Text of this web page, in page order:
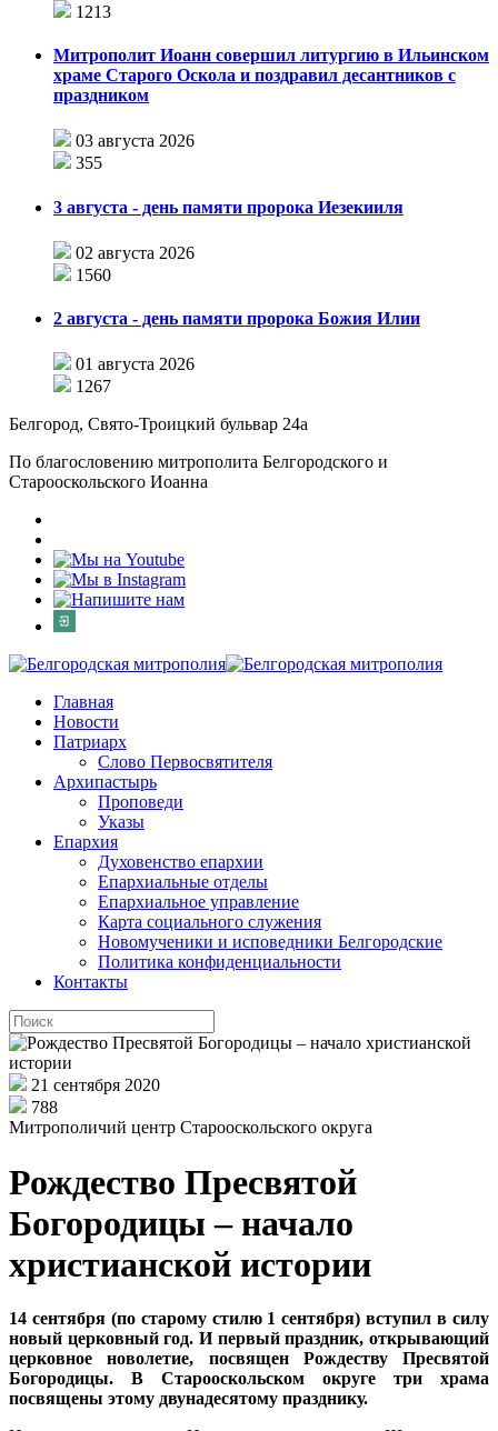
1213
Митрополит Иоанн совершил литургию в Ильинском
храме Старого Оскола и поздравил десантников с
праздником
03 августа 2026
355
3 августа - день памяти пророка Иезекииля
02 августа 2026
1560
2 августа - день памяти пророка Божия Илии
01 августа 2026
1267
Белгород, Свято-Троицкий бульвар 24а
По благословению митрополита Белгородского и
Старооскольского Иоанна
Главная
Новости
Патриарх
Слово Первосвятителя
Архипастырь
Проповеди
Указы
Епархия
Духовенство епархии
Епархиальные отделы
Епархиальное управление
Карта социального служения
Новомученики и исповедники Белгородские
Политика конфиденциальности
Контакты
21 сентября 2020
788
Митрополичий центр Старооскольского округа
Рождество Пресвятой
Богородицы – начало
христианской истории
14 сентября (по старому стилю 1 сентября) вступил в силу
новый церковный год. И первый праздник, открывающий
церковное новолетие, посвящен Рождеству Пресвятой
Богородицы. В Старооскольском округе три храма
посвящены этому двунадесятому празднику.